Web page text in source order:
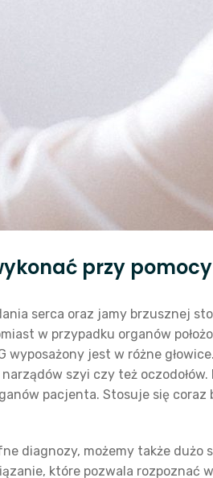
przy
serca oraz jamy brzusznej
w przypadku organów
jest w różne
szyi czy też
pacjenta. Stosuje się coraz
diagnozy, możemy także
które pozwala rozpoznać